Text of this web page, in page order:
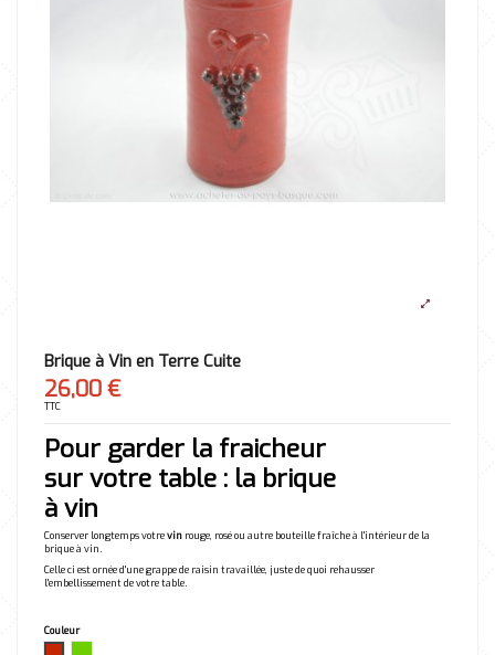
Brique à Vin en Terre Cuite
26,00 €
TTC
Pour garder la fraicheur
sur votre table : la brique
à vin
Conserver longtemps votrevin rouge, rosé ou autre bouteille fraîche à l'intérieur de la
brique à vin.
Celle ci est ornée d'une grappe de raisin travaillée, juste de quoi rehausser
l'embellissement de votre table.
Couleur